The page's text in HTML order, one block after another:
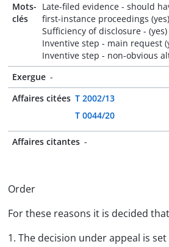
Mots-
clés
Late-filed evidence - should
first-instance proceedings (yes)
Sufficiency of disclosure - (yes)
Inventive step - main request
Inventive step - non-obvious
Exergue -
Affaires citées T 2002/13
T 0044/20
Affaires citantes -
Order
For these reasons it is decided
1. The decision under appeal is set